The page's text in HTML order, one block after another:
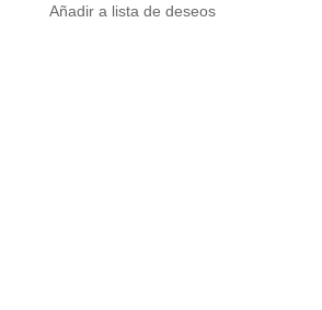
Añadir a lista de deseos